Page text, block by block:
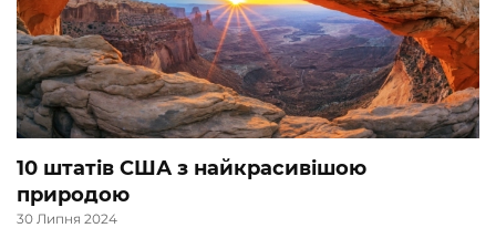
10 штатів США з найкрасивішою
природою
30 Липня 2024